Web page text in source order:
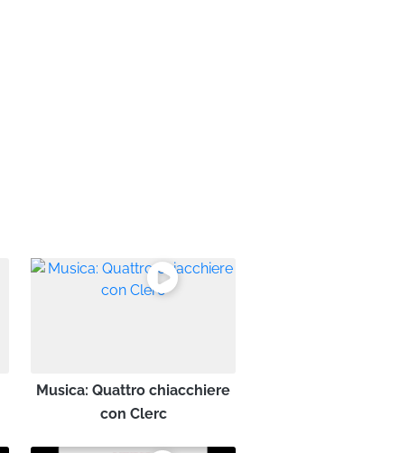
Musica: Quattro chiacchiere
con Clerc